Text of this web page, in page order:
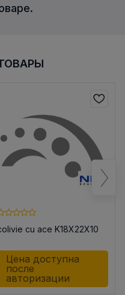
cu ace K18X22X10
Цена доступна
после
авторизации